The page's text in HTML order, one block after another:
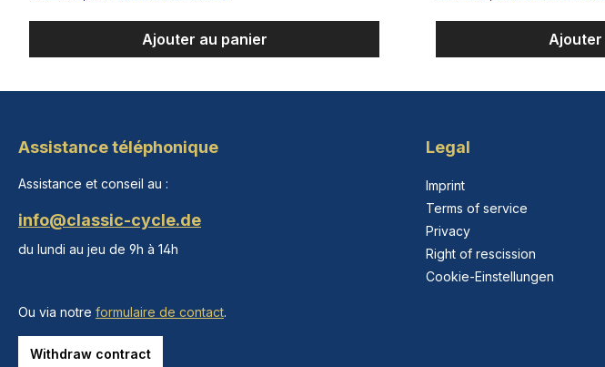
Ajouter au panier Ajouter
Assistance téléphonique
Assistance et conseil au :
info@classic-cycle.de
du lundi au jeu de 9h à 14h
Ou via notre formulaire de contact.
Withdraw contract
Legal
Imprint
Terms of service
Privacy
Right of rescission
Cookie-Einstellungen